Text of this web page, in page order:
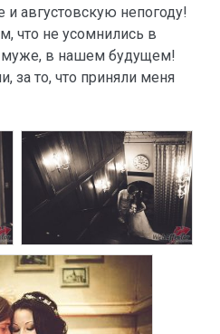
и августовскую непогоду!
что не усомнились в
в нашем будущем!
за то, что приняли меня